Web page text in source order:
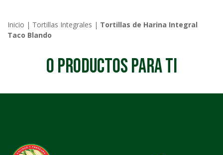
Inicio | Tortillas Integrales | Tortillas de Harina Integral
Taco Blando
0PRODUCTOS PARA TI